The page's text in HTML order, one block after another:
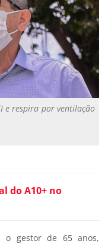
e respira por ventilação
do A10+ no
o gestor de 65 anos,